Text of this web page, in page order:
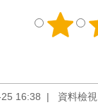
16:38 資料檢